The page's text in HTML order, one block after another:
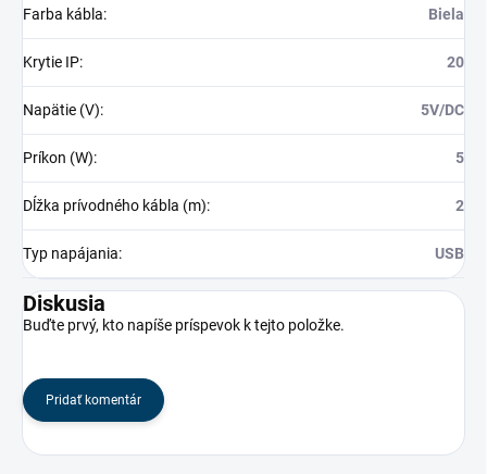
Farba kábla: Biela
Krytie IP: 20
Napätie (V): 5V/DC
Príkon (W): 5
Dĺžka prívodného kábla (m): 2
Typ napájania: USB
Diskusia
Buďte prvý, kto napíše príspevok k tejto položke.
Pridať komentár